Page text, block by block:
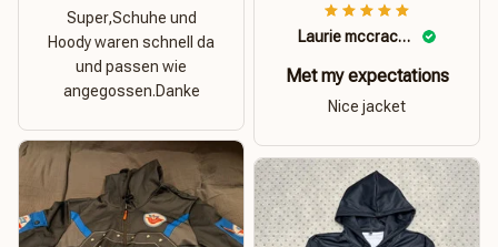
Super,Schuhe und
Hoody waren schnell da
und passen wie
angegossen.Danke
Laurie mccracken
Met my expectations
Nice jacket